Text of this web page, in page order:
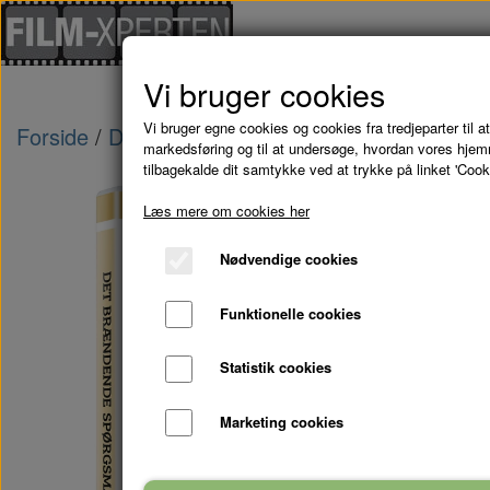
Forside Danske Film DET BRÆNDENDE
Vi bruger cookies
Vi bruger egne cookies og cookies fra tredjeparter til
markedsføring og til at undersøge, hvordan vores
tilbagekalde dit samtykke ved at trykke på linket
Læs mere om cookies her
Nødvendige cookies
Funktionelle cookies
Statistik cookies
Marketing cookies